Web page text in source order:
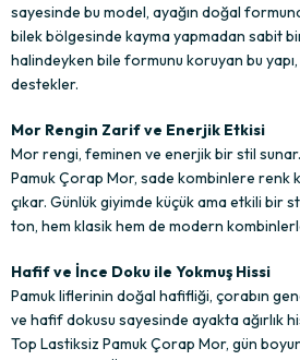
sayesinde bu model, ayağın doğal
bilek bölgesinde kayma yapmadan sabit
halindeyken bile formunu koruyan bu
destekler.
Mor Rengin Zarif ve Enerjik Etkisi
Mor rengi, feminen ve enerjik bir stil sunar.
Pamuk Çorap Mor, sade kombinlere renk
çıkar. Günlük giyimde küçük ama etkili bir
ton, hem klasik hem de modern
Hafif ve İnce Doku ile Yokmuş Hissi
Pamuk liflerinin doğal hafifliği, çorabın
ve hafif dokusu sayesinde ayakta ağırlık
Top Lastiksiz Pamuk Çorap Mor, gün